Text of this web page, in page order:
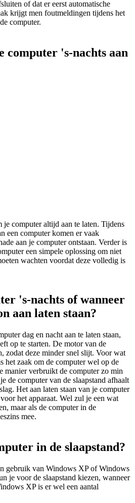
of dat er eerst automatische
krijgt men foutmeldingen tijdens het
computer.
computer 's-nachts aan
je computer altijd aan te laten. Tijdens
een computer komen er vaak
aan je computer ontstaan. Verder is
een simpele oplossing om niet
wachten voordat deze volledig is
's-nachts of wanneer
aan laten staan?
dag en nacht aan te laten staan,
op te starten. De motor van de
zodat deze minder snel slijt. Voor wat
het zaak om de computer wel op de
manier verbruikt de computer zo min
de computer van de slaapstand afhaalt
Het aan laten staan van je computer
het apparaat. Wel zul je een wat
maar als de computer in de
mee.
in de slaapstand?
gebruik van Windows XP of Windows
je voor de slaapstand kiezen, wanneer
XP is er wel een aantal